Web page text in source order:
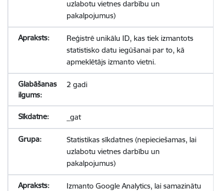
uzlabotu vietnes darbību un
pakalpojumus)
Reģistrē unikālu ID, kas tiek izmantots
statistisko datu iegūšanai par to, kā
apmeklētājs izmanto vietni.
2 gadi
_gat
Statistikas sīkdatnes (nepieciešamas, lai
uzlabotu vietnes darbību un
pakalpojumus)
Izmanto Google Analytics, lai samazinātu